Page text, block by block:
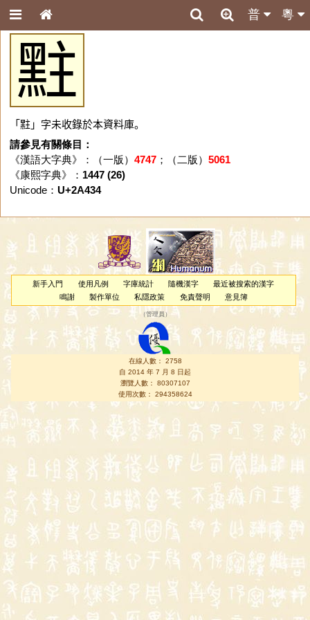
粵
普
𪐴
「𪐴」字未收錄於本資料庫。
請參見有關條目：
《漢語大字典》：（一版） 4747；（二版） 5061
《康熙字典》： 1447 (26)
Unicode： U+2A434
新手入門 使用凡例 字庫統計 隨機漢字
最近被搜索的漢字
鳴謝
製作單位 私隱政策 免責聲明 意見簿
（管理員 ）
在線人數： 2758
自 2014 年 7 月 8 日起
瀏覽人數： 80307107
使用次數： 294358624